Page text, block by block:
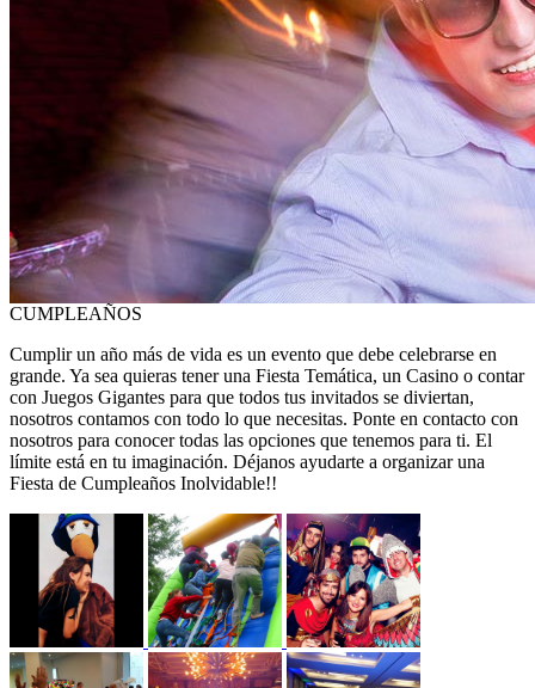
CUMPLEAÑOS
Cumplir un año más de vida es un evento que debe celebrarse en
grande. Ya sea quieras tener una Fiesta Temática, un Casino o contar
con Juegos Gigantes para que todos tus invitados se diviertan,
nosotros contamos con todo lo que necesitas. Ponte en contacto con
nosotros para conocer todas las opciones que tenemos para ti. El
límite está en tu imaginación. Déjanos ayudarte a organizar una
Fiesta de Cumpleaños Inolvidable!!